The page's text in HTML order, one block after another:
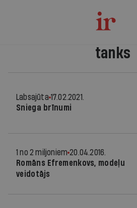
tanks
Labsajūta 17.02.2021.
Sniega brīnumi
1 no 2 miljoniem 20.04.2016.
Romāns Efremenkovs, modeļu
veidotājs